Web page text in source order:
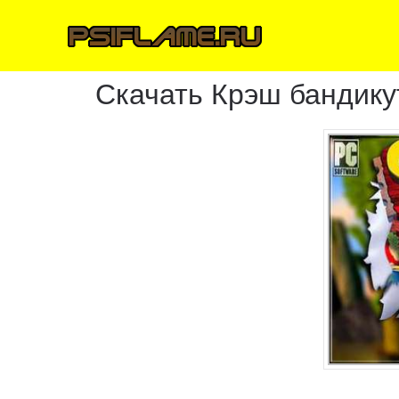
Скачать Крэш